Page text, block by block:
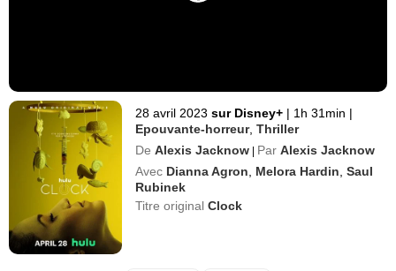
28 avril 2023 sur Disney+ | 1h 31min |
Epouvante-horreur,Thriller
De Alexis Jacknow | Par Alexis Jacknow
Avec Dianna Agron Melora Hardin ,Saul
Rubinek
Titre originalClock